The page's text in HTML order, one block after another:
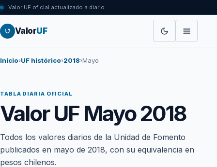
Valor UF oficial actualizado a diario
ValorUF
Inicio›UF histórico›2018›Mayo
TABLA DIARIA OFICIAL
Valor UF Mayo 2018
Todos los valores diarios de la Unidad de Fomento
publicados en mayo de 2018, con su equivalencia en
pesos chilenos.